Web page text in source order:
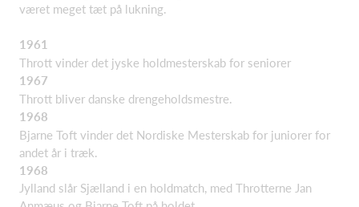
været meget tæt på lukning.
1961
Thrott vinder det jyske holdmesterskab for seniorer
1967
Thrott bliver danske drengeholdsmestre.
1968
Bjarne Toft vinder det Nordiske Mesterskab for juniorer for
andet år i træk.
1968
Jylland slår Sjælland i en holdmatch, med Throtterne Jan